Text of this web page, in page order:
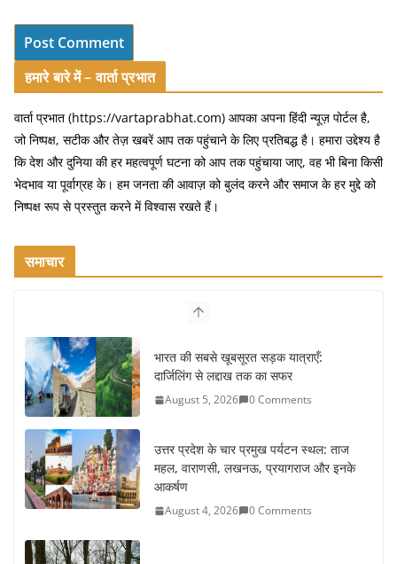
हमारे बारे में – वार्ता प्रभात
वार्ता प्रभात (https://vartaprabhat.com) आपका अपना हिंदी न्यूज़ पोर्टल है,
जो निष्पक्ष, सटीक और तेज़ खबरें आप तक पहुंचाने के लिए प्रतिबद्ध है। हमारा उद्देश्य है
कि देश और दुनिया की हर महत्वपूर्ण घटना को आप तक पहुंचाया जाए, वह भी बिना किसी
भेदभाव या पूर्वाग्रह के। हम जनता की आवाज़ को बुलंद करने और समाज के हर मुद्दे को
निष्पक्ष रूप से प्रस्तुत करने में विश्वास रखते हैं।
समाचार
भारत की सबसे खूबसूरत सड़क यात्राएँ:
दार्जिलिंग से लद्दाख तक का सफर
August 5, 2026 0 Comments
उत्तर प्रदेश के चार प्रमुख पर्यटन स्थल: ताज
महल, वाराणसी, लखनऊ, प्रयागराज और इनके
आकर्षण
August 4, 2026 0 Comments